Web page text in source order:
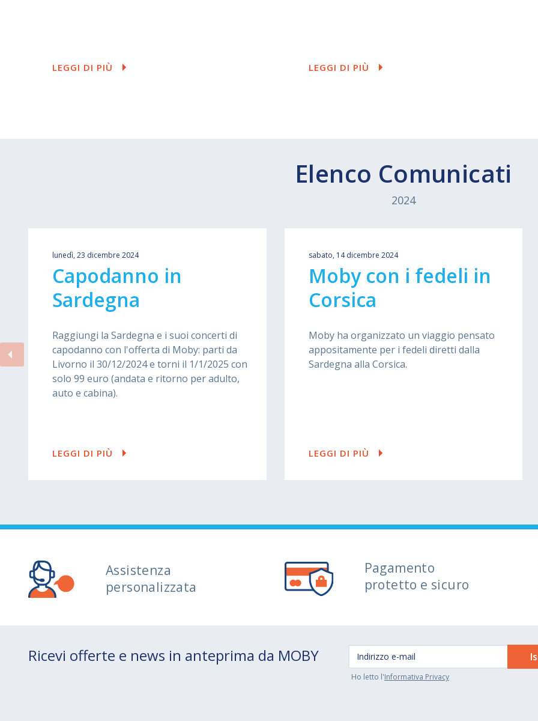
LEGGI DI PIÙ LEGGI DI PIÙ
Elenco Comunicati
2024
lunedì, 23 dicembre 2024
Capodanno in
Sardegna
Raggiungi la Sardegna e i suoi concerti di
capodanno con l'offerta di Moby: parti da
Livorno il 30/12/2024 e torni il 1/1/2025 con
solo 99 euro (andata e ritorno per adulto,
auto e cabina).
LEGGI DI PIÙ
sabato, 14 dicembre 2024
Moby con i fedeli in
Corsica
Moby ha organizzato un viaggio pensato
appositamente per i fedeli diretti dalla
Sardegna alla Corsica.
LEGGI DI PIÙ
Assistenza
personalizzata
Pagamento
protetto e sicuro
Ricevi offerte e news in anteprima da MOBY
Ho letto l'Informativa Privacy